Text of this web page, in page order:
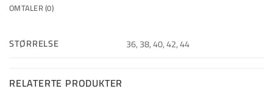
OMTALER (0)
STØRRELSE 36, 38, 40, 42, 44
RELATERTE PRODUKTER